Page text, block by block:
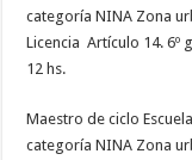
categoría NINA Zona
Licencia Artículo 14. 6º
12 hs.
Maestro de ciclo
categoría NINA Zona